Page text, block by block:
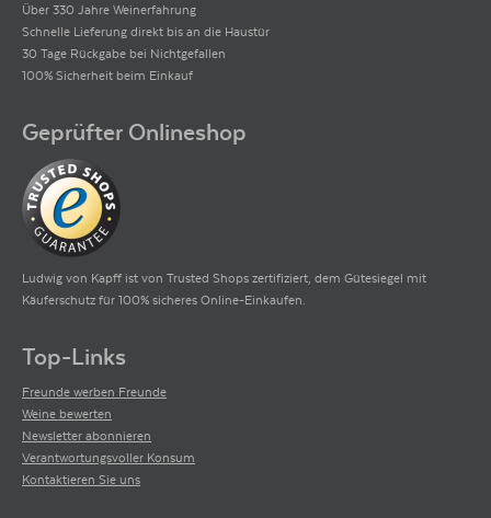
Über 330 Jahre Weinerfahrung
Schnelle Lieferung direkt bis an die Haustür
30 Tage Rückgabe bei Nichtgefallen
100% Sicherheit beim Einkauf
Geprüfter Onlineshop
Ludwig von Kapff ist von Trusted Shops zertifiziert, dem Gütesiegel mit
Käuferschutz für 100% sicheres Online-Einkaufen.
Top-Links
Freunde werben Freunde
Weine bewerten
Newsletter abonnieren
Verantwortungsvoller Konsum
Kontaktieren Sie uns